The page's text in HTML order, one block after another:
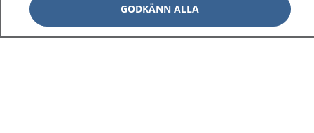
GODKÄNN ALLA